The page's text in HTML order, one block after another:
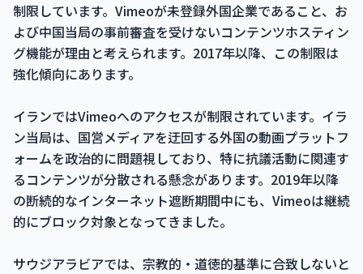
制限しています。Vimeoが未登録外国企業であること、お
よび中国当局の事前審査を受けないコンテンツホスティン
グ機能が理由と考えられます。2017年以降、この制限は
強化傾向にあります。
イランではVimeoへのアクセスが制限されています。イラ
ン当局は、国営メディアを迂回する外国の動画プラットフ
ォームを政治的に問題視しており、特に抗議活動に関連す
るコンテンツが分散される懸念があります。2019年以降
の断続的なインターネット遮断期間中にも、Vimeoは継続
的にブロック対象となってきました。
サウジアラビアでは、宗教的・道徳的基準に合致しないと